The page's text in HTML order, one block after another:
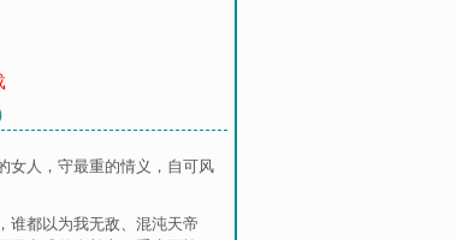
女人，守最重的情义，自可风
谁都以为我无敌、 混沌天帝